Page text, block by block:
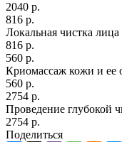
2040 р.
816 р.
Локальная чистка лица
816 р.
560 р.
Криомассаж кожи и ее
560 р.
2754 р.
Проведение глубокой
2754 р.
Поделиться